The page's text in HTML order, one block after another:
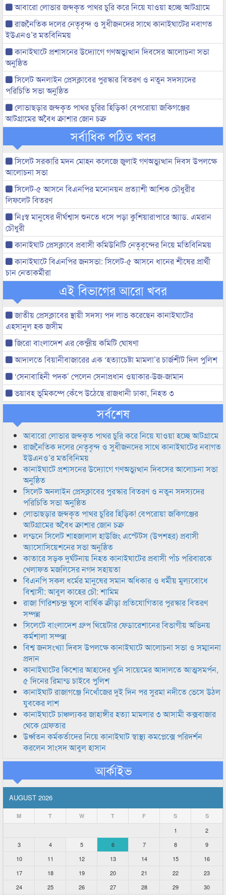
আবারো লোভার জব্দকৃত পাথর চুরি করে নিয়ে যাওয়া হচ্ছে আটগ্রামে
রাজনৈতিক দলের নেতৃবৃন্দ ও সুধীজনদের সাথে কানাইঘাটের নবাগত
ইউএনও’র মতবিনিময়
কানাইঘাটে প্রশাসনের উদ্যোগে গণঅভ্যুত্থান দিবসের আলোচনা সভা
অনুষ্ঠিত
সিলেট অনলাইন প্রেসক্লাবের পুরস্কার বিতরণ ও নতুন সদস্যদের
পরিচিতি সভা অনুষ্ঠিত
লোভাছড়ার জব্দকৃত পাথর চুরির হিড়িক! বেপরোয়া জকিগঞ্জের
আটগ্রামের অবৈধ ক্রাশার জোন চক্র
সর্বাধিক পঠিত খবর
সিলেট সরকারি মদন মোহন কলেজে জুলাই গণঅভ্যুত্থান দিবস উপলক্ষে
আলোচনা সভা
সিলেট-৫ আসনে বিএনপির মনোনয়ন প্রত্যাশী আশিক চৌধুরীর
লিফলেট বিতরণ
নিঃস্ব মানুষের দীর্ঘশ্বাস শুনতে ধসে পড়া কুশিয়ারাপারে অ্যাড. এমরান
চৌধুরী
কানাইঘাট প্রেসক্লাবে প্রবাসী কমিউনিটি নেতৃবৃন্দের নিয়ে মতিবিনিময়
কানাইঘাটে বিএনপির জনসভা: সিলেট-৫ আসনে ধানের শীষের প্রার্থী
চান নেতাকর্মীরা
এই বিভাগের আরো খবর
জাতীয় প্রেসক্লাবের স্থায়ী সদস্য পদ লাভ করেছেন কানাইঘাটের
এহসানুল হক জসীম
জিরো বাংলাদেশ এর কেন্দ্রীয় কমিটি ঘোষণা
আদালতে বিয়ানীবাজারের এক ‘হত্যাচেষ্টা মামলা’র চার্জশীট দিল পুলিশ
‘সেনাবাহিনী পদক’ পেলেন সেনাপ্রধান ওয়াকার-উজ-জামান
ভয়াবহ ভূমিকম্পে কেঁপে উঠেছে রাজধানী ঢাকা, নিহত ৩
সর্বশেষ
আবারো লোভার জব্দকৃত পাথর চুরি করে নিয়ে যাওয়া হচ্ছে আটগ্রামে
রাজনৈতিক দলের নেতৃবৃন্দ ও সুধীজনদের সাথে কানাইঘাটের নবাগত
ইউএনও’র মতবিনিময়
কানাইঘাটে প্রশাসনের উদ্যোগে গণঅভ্যুত্থান দিবসের আলোচনা সভা
অনুষ্ঠিত
সিলেট অনলাইন প্রেসক্লাবের পুরস্কার বিতরণ ও নতুন সদস্যদের
পরিচিতি সভা অনুষ্ঠিত
লোভাছড়ার জব্দকৃত পাথর চুরির হিড়িক! বেপরোয়া জকিগঞ্জের
আটগ্রামের অবৈধ ক্রাশার জোন চক্র
লন্ডনে সিলেট শাহজালাল হাউজিং এস্টেটস (উপশহর) প্রবাসী
অ্যাসোসিয়েশনের সভা অনুষ্ঠিত
কাতারে সড়ক দুর্ঘটনায় নিহত কানাইঘাটের প্রবাসী পাঁচ পরিবারকে
খেলাফত মজলিসের নগদ সহায়তা
বিএনপি সকল ধর্মের মানুষের সমান অধিকার ও ধর্মীয় মুল্যবোধে
বিশ্বাসী: আবুল কাহের চৌ: শামিম
রাজা গিরিশচন্দ্র স্কুলে বার্ষিক ক্রীড়া প্রতিযোগিতার পুরস্কার বিতরণ
সম্পন্ন
সিলেটে বাংলাদেশ গ্রুপ থিয়েটার ফেডারেশানের বিভাগীয় অভিনয়
কর্মশালা সম্পন্ন
বিশ্ব জনসংখ্যা দিবস উপলক্ষে কানাইঘাটে আলোচনা সভা ও সম্মাননা
প্রদান
কানাইঘাটের কিশোর আহাদের খুনি সায়েমের আদালতে আত্মসমর্পন,
৫ দিনের রিমান্ড চাইবে পুলিশ
কানাইঘাট রাজাগঞ্জে নিখোঁজের দুই দিন পর সুরমা নদীতে ভেসে উঠল
যুবকের লাশ
কানাইঘাটে চাঞ্চল্যকর জাহাঙ্গীর হত্যা মামলার ৩ আসামী কক্সবাজার
থেকে গ্রেফতার
উর্ধ্বতন কর্মকর্তাদের নিয়ে কানাইঘাট স্বাস্থ্য কমপ্লেক্সে পরিদর্শন
করলেন সাংসদ আবুল হাসান
আর্কাইভ
AUGUST 2026
M T W T F S S
1
2
3
4 5 6 7 8
9
10
11 12 13 14 15
16
17
18 19 20 21 22
23
24
25 26 27 28 29 30